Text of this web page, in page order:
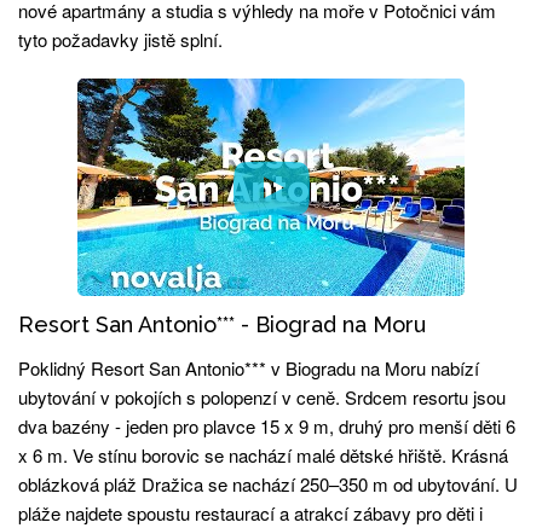
nové apartmány a studia s výhledy na moře v Potočnici vám
tyto požadavky jistě splní.
Resort San Antonio*** - Biograd na Moru
Poklidný Resort San Antonio*** v Biogradu na Moru nabízí
ubytování v pokojích s polopenzí v ceně. Srdcem resortu jsou
dva bazény - jeden pro plavce 15 x 9 m, druhý pro menší děti 6
x 6 m. Ve stínu borovic se nachází malé dětské hřiště. Krásná
oblázková pláž Dražica se nachází 250–350 m od ubytování. U
pláže najdete spoustu restaurací a atrakcí zábavy pro děti i